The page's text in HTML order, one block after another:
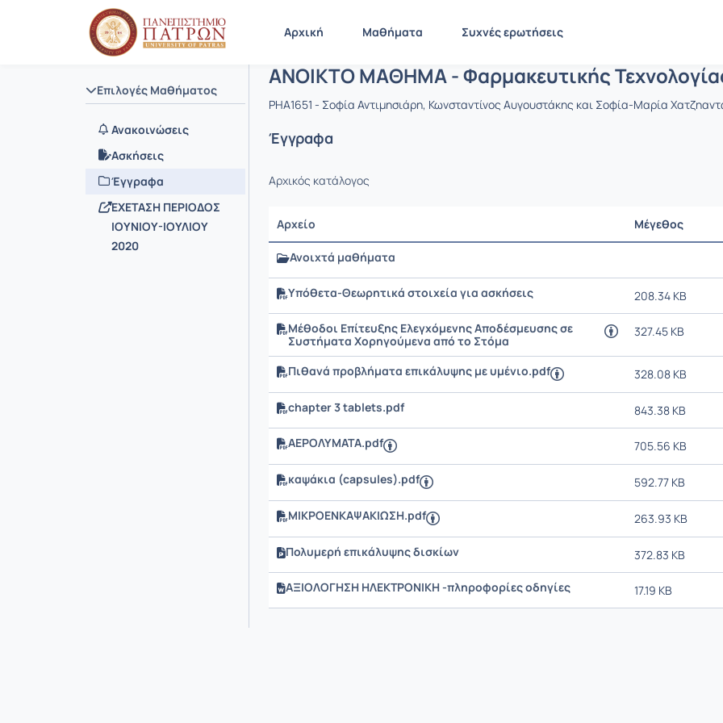
Αρχική Μαθήματα Συχνές ερωτήσεις
Επιλογές Μαθήματος
Ανακοινώσεις
Ασκήσεις
Έγγραφα
ΕΧΕΤΑΣΗ ΠΕΡΙΟΔΟΣ
ΙΟΥΝΙΟΥ-ΙΟΥΛΙΟΥ
2020
Αρχική Σελίδα ΑΝΟΙΚΤΟ ΜΑΘΗΜΑ - Φαρμακευτικής Τεχνολογίας [ΙΙ]
Μάθημα : ΑΝΟΙΚΤΟ ΜΑΘΗΜΑ - Φαρμακευτικής
Κωδικός : PHA1651
ΑΝΟΙΚΤΟ ΜΑΘΗΜΑ - Φαρμακευτικής
PHA1651 - Σοφία Αντιμησιάρη, Κωνσταντίνος Αυγουστάκης και Σοφία-Μαρία
Έγγραφα
Αρχικός κατάλογος
Αρχείο Μέγεθος
Ανοιχτά μαθήματα
Υπόθετα-Θεωρητικά στοιχεία για ασκήσεις 208.34 KB
Μέθοδοι Επίτευξης Ελεγχόμενης Αποδέσμευσης σε
Συστήματα Χορηγούμενα από το Στόμα
327.45 KB
Πιθανά προβλήματα επικάλυψης με υμένιο.pdf 328.08 KB
chapter 3 tablets.pdf 843.38 KB
ΑΕΡΟΛΥΜΑΤΑ.pdf 705.56 KB
καψάκια (capsules).pdf 592.77 KB
ΜΙΚΡΟΕΝΚΑΨΑΚΙΩΣΗ.pdf 263.93 KB
Πολυμερή επικάλυψης δισκίων 372.83 KB
ΑΞΙΟΛΟΓΗΣΗ ΗΛΕΚΤΡΟΝΙΚΗ -πληροφορίες οδηγίες 17.19 KB